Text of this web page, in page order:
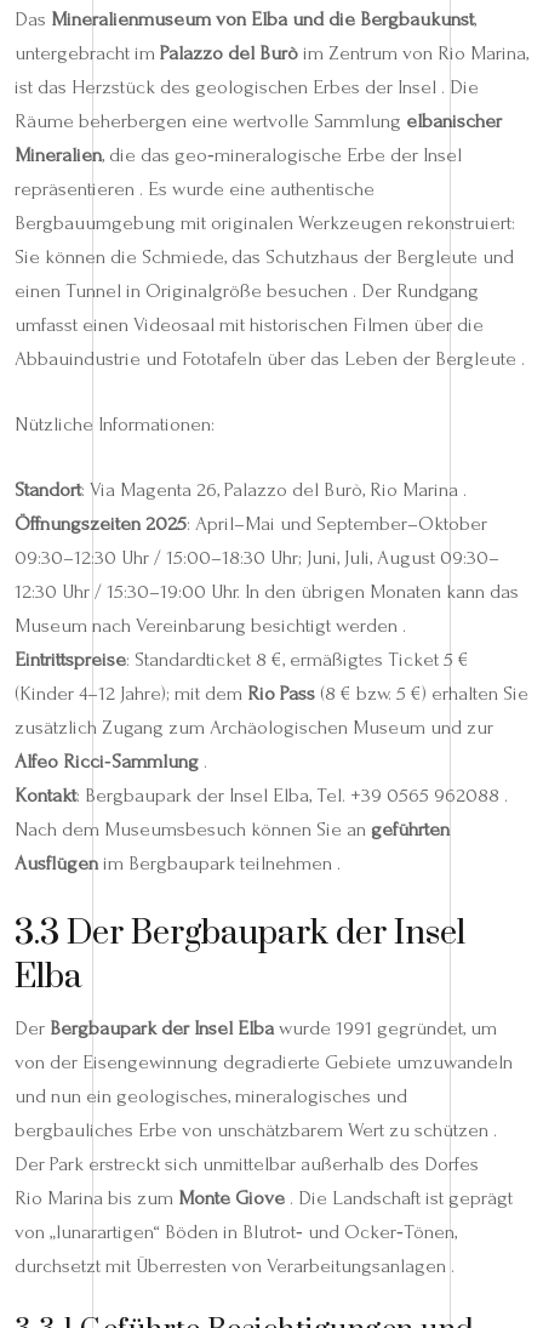
Das Mineralienmuseum von Elba und die Bergbaukunst,
untergebracht im Palazzo del Burò im Zentrum von Rio Marina,
ist das Herzstück des geologischen Erbes der Insel . Die
Räume beherbergen eine wertvolle Sammlung elbanischer
Mineralien, die das geo‑mineralogische Erbe der Insel
repräsentieren . Es wurde eine authentische
Bergbauumgebung mit originalen Werkzeugen rekonstruiert:
Sie können die Schmiede, das Schutzhaus der Bergleute und
einen Tunnel in Originalgröße besuchen . Der Rundgang
umfasst einen Videosaal mit historischen Filmen über die
Abbauindustrie und Fototafeln über das Leben der Bergleute .
Nützliche Informationen:
Standort: Via Magenta 26, Palazzo del Burò, Rio Marina .
Öffnungszeiten 2025: April–Mai und September–Oktober
09:30–12:30 Uhr / 15:00–18:30 Uhr; Juni, Juli, August 09:30–
12:30 Uhr / 15:30–19:00 Uhr. In den übrigen Monaten kann das
Museum nach Vereinbarung besichtigt werden .
Eintrittspreise: Standardticket 8 €, ermäßigtes Ticket 5 €
(Kinder 4–12 Jahre); mit dem Rio Pass (8 € bzw. 5 €) erhalten Sie
zusätzlich Zugang zum Archäologischen Museum und zur
Alfeo Ricci‑Sammlung .
Kontakt: Bergbaupark der Insel Elba, Tel. +39 0565 962088 .
Nach dem Museumsbesuch können Sie an geführten
Ausflügenim Bergbaupark teilnehmen .
3.3 Der Bergbaupark der Insel
Elba
Der Bergbaupark der Insel Elbawurde 1991 gegründet, um
von der Eisengewinnung degradierte Gebiete umzuwandeln
und nun ein geologisches, mineralogisches und
bergbauliches Erbe von unschätzbarem Wert zu schützen .
Der Park erstreckt sich unmittelbar außerhalb des Dorfes
Rio Marina bis zum Monte Giove . Die Landschaft ist geprägt
von „lunarartigen“ Böden in Blutrot‑ und Ocker‑Tönen,
durchsetzt mit Überresten von Verarbeitungsanlagen .